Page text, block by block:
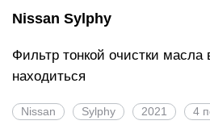
Nissan Sylphy
Фильтр тонкой очистки масла
находиться
Nissan Sylphy 2021 4